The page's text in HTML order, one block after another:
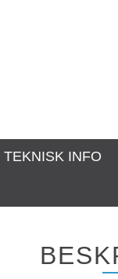
TEKNISK INFO